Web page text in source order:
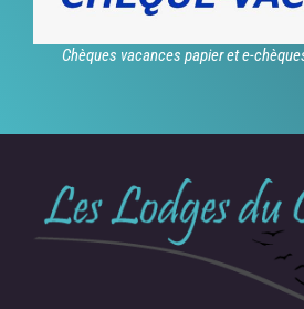
Chèques vacances papier et e-